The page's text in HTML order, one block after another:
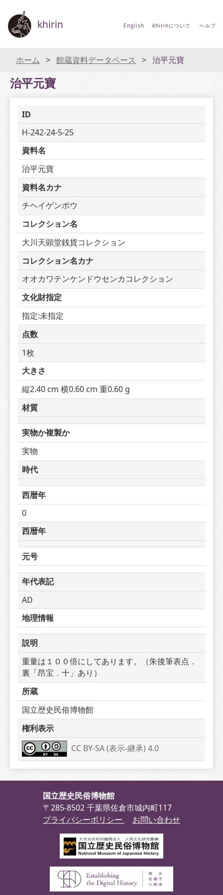
khirin English khirinについて ヘルプ
ホーム 館蔵資料データベース 治平元寶
治平元寶
ID
H-242-24-5-25
資料名
治平元寶
資料名カナ
チヘイゲンポウ
コレクション名
大川天顕堂銭貨コレクション
コレクション名カナ
オオカワテンケンドウセンカコレクション
文化財指定
指定:未指定
点数
1枚
大きさ
縦2.40 cm 横0.60 cm 重0.60 g
材質
実物か複製か
実物
時代
西暦年
0
西暦年
元号
年代表記
AD
地理情報
説明
重量は１００倍にしてあります。（朱後筆表点．
裏「昂宝．十」あり）
所蔵
国立歴史民俗博物館
権利表示
CC BY-SA (表示-継承) 4.0
国立歴史民俗博物館
〒285-8502 千葉県佐倉市城内町117
プライバシーポリシー
お問い合わせ